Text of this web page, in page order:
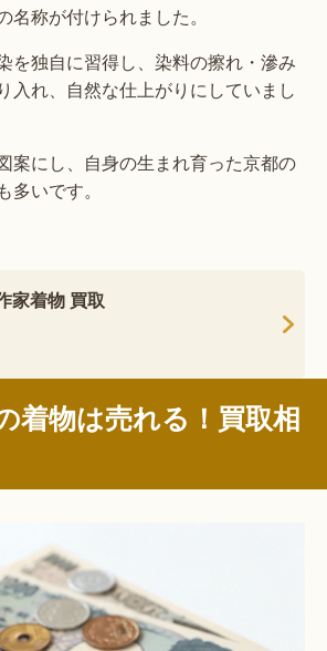
称が付けられました。
を独自に習得し、染料の擦れ・滲み
入れ、自然な仕上がりにしていまし
案にし、自身の生まれ育った京都の
いです。
家着物 買取
着物は売れる！買取相